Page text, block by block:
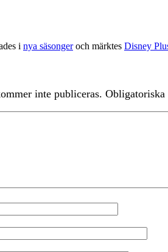
i nya säsongeroch märktes Disney
inte publiceras.